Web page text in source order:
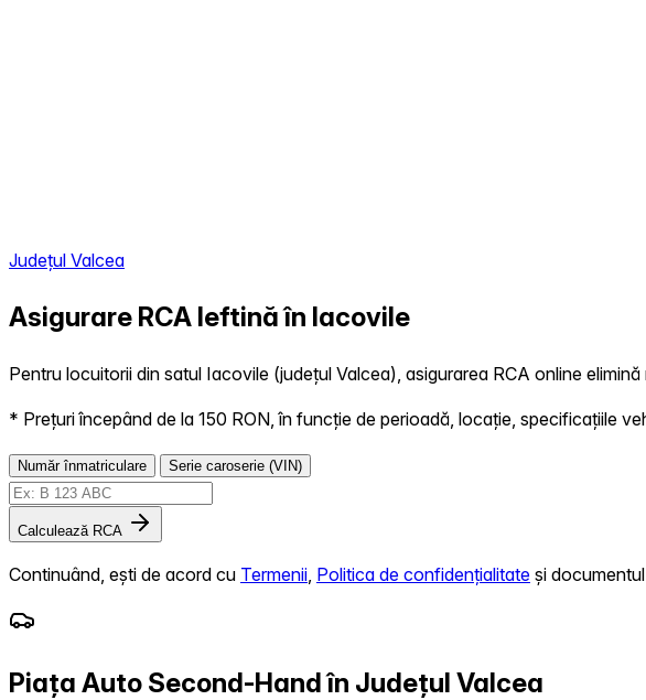
Județul Valcea
Asigurare RCA Ieftină în Iacovile
Pentru locuitorii din satul Iacovile (județul Valcea), asigurarea RCA online
* Prețuri începând de la 150 RON, în funcție de perioadă, locație, specificațiile
Număr înmatriculare Serie caroserie (VIN)
Calculează RCA
Continuând, ești de acord cu Termenii Politica de confidențialitate și documentul
Piața Auto Second-Hand în Județul Valcea